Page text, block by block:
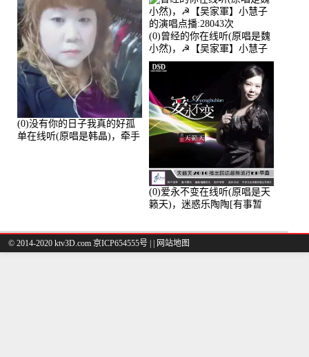
(0)没有你的日子我真的好孤
单在线听(原唱是韩晶)，牵手
(0)曾经的你在线听(原唱是魏
小然)，☭【吴家軍】小慧子
的演唱点播:28043次
(0)爱永不变在线听(原唱是天
籁天)，迷惑乐陶陶[有事暂
© 2014-2020 ktv3D.com 京ICP654555号 | 网站地图